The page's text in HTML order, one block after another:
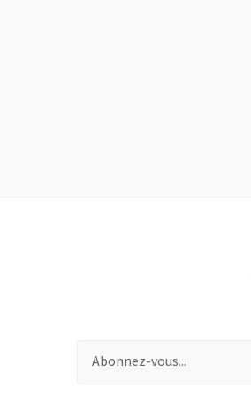
Pour vous inscrire à la